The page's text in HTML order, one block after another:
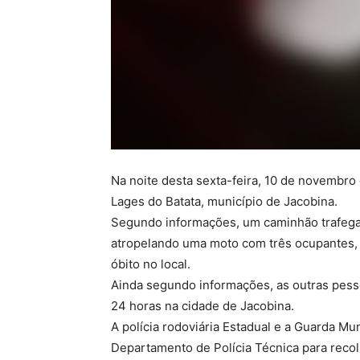
Na noite desta sexta-feira, 10 de
Lages do Batata, município de Jacobina.
Segundo informações, um caminhão
atropelando uma moto com três
óbito no local.
Ainda segundo informações, as outras
24 horas na cidade de Jacobina.
A polícia rodoviária Estadual e a Guarda
Departamento de Polícia Técnica para